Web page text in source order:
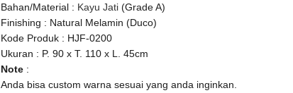
Bahan/Material : Kayu Jati(Grade A)
Finishing : Natural Melamin (Duco)
Kode Produk : HJF-0200
Ukuran : P. 90 x T. 110 x L. 45cm
Note:
Anda bisa custom warna sesuai yang anda inginkan.